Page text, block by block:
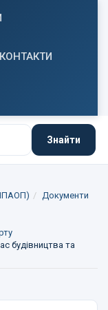
КОНТАКТИ
Знайти
Документи
будівництва та